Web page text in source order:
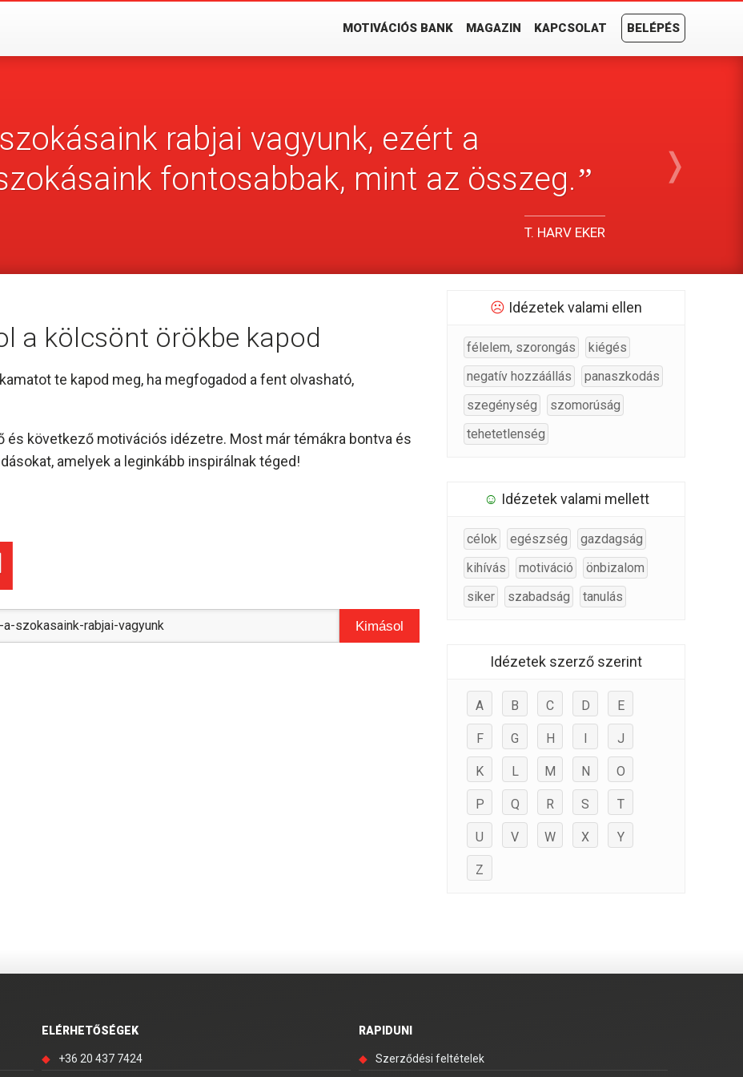
MOTIVÁCIÓS BANK MAGAZIN KAPCSOLAT BELÉPÉS
rabjai vagyunk, ezért a
fontosabbak, mint az összeg.”
T. HARV EKER
❭
a kölcsönt örökbe kapod
te kapod meg, ha megfogadod a fent olvasható,
és következő motivációs idézetre. Most már témákra bontva és
amelyek a leginkább inspirálnak téged!
Kimásol
☹ Idézetek valami ellen
félelem, szorongás
kiégés
negatív hozzáállás
panaszkodás
szegénység
szomorúság
tehetetlenség
☺ Idézetek valami mellett
célok egészség
gazdagság
kihívás
motiváció
önbizalom
siker
szabadság tanulás
Idézetek szerző szerint
A B C D E
F G H I J
K L M N O
P Q R S T
U V W X Y
Z
ELÉRHETŐSÉGEK
◆
+36 20 437 7424
RAPIDUNI
◆
Szerződési feltételek